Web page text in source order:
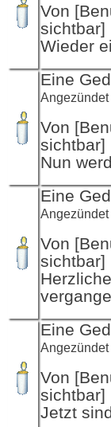
Von
sichtbar]
Wieder
Eine
Von
sichtbar]
Nun
Eine
Von
sichtbar]
Eine
Von
sichtbar]
Jetzt